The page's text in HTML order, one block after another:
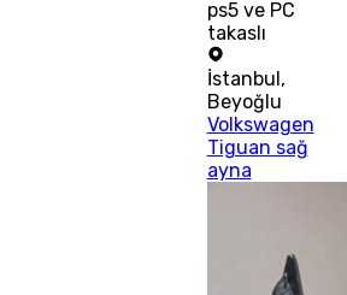
ps5 ve PC
takaslı
İstanbul ,
Beyoğlu
Volkswagen
Tiguan sağ
ayna